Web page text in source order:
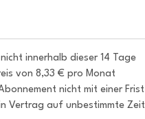
innerhalb dieser 14 Tage
von 8,33 € pro Monat
nicht mit einer Frist
Vertrag auf unbestimmte Zeit